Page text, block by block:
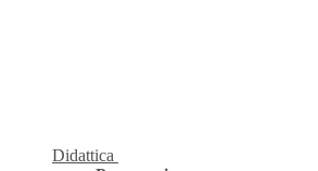
Didattica